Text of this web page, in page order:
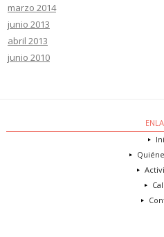
marzo 2014
junio 2013
abril 2013
junio 2010